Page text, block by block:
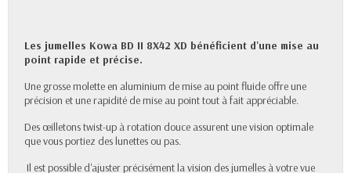
Les jumelles Kowa BD II 8X42 XD bénéficient d'une mise au
point rapide et précise.
Une grosse molette en aluminium de mise au point fluide offre une
précision et une rapidité de mise au point tout à fait appréciable.
Des œilletonstwist-up à rotation douce assurent une vision optimale
que vous portiez des lunettes ou pas.
Il est possible d'ajuster précisément la vision des jumelles à votre vue